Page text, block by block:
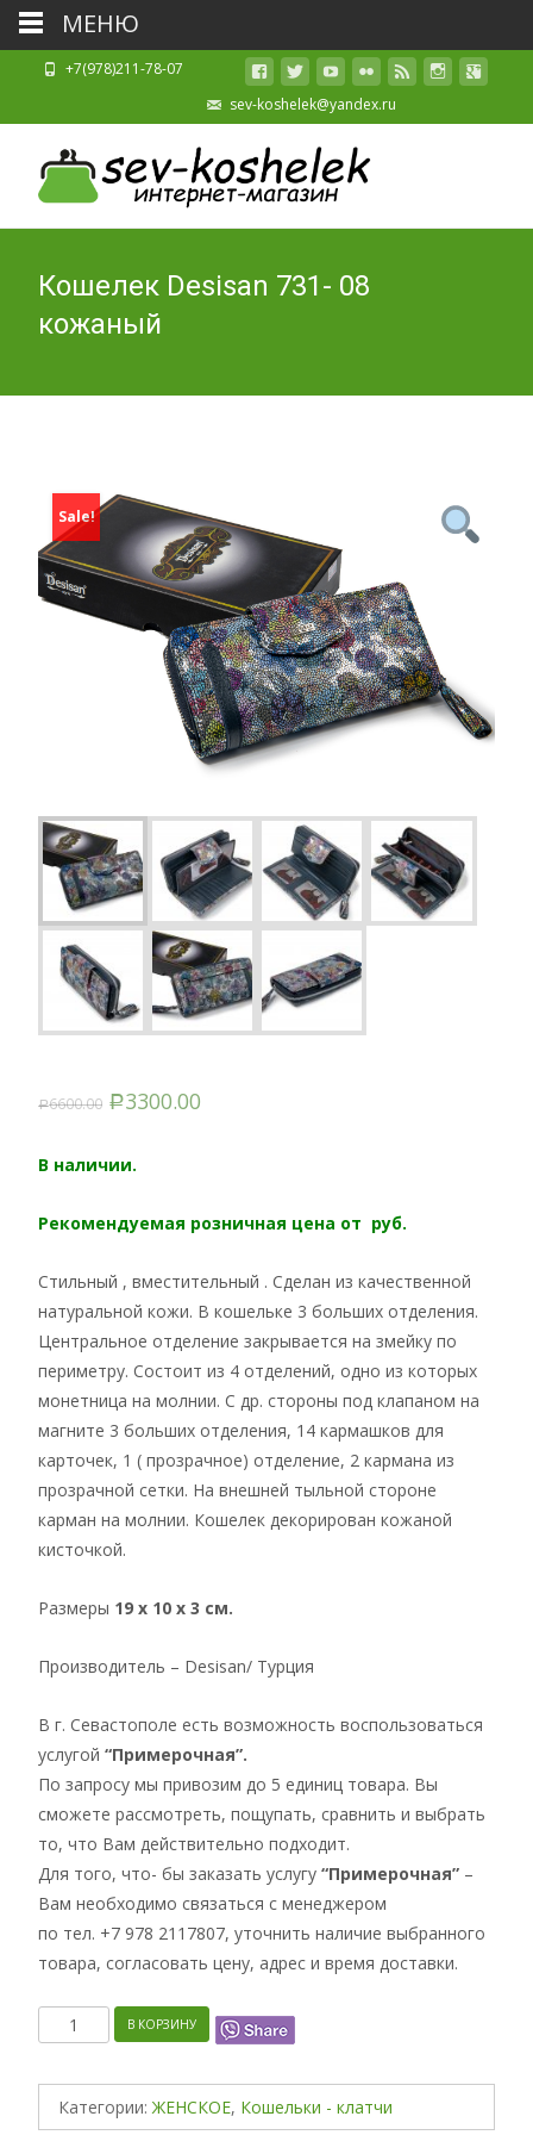
+7(978)211-78-07
sev-koshelek@yandex.ru
Кошелек Desisan 731- 08
кожаный
Sale!
Р6600.00 Р3300.00
В наличии.
Рекомендуемая розничная цена от руб.
Стильный , вместительный . Сделан из качественной
натуральной кожи. В кошельке 3 больших отделения.
Центральное отделение закрывается на змейку по
периметру. Состоит из 4 отделений, одно из которых
монетница на молнии. С др. стороны под клапаном на
магните 3 больших отделения, 14 кармашков для
карточек, 1 ( прозрачное) отделение, 2 кармана из
прозрачной сетки. На внешней тыльной стороне
карман на молнии. Кошелек декорирован кожаной
кисточкой.
Размеры 19 x 10 x 3 см.
Производитель – Desisan/ Турция
В г. Севастополе есть возможность воспользоваться
услугой “Примерочная”.
По запросу мы привозим до 5 единиц товара. Вы
сможете рассмотреть, пощупать, сравнить и выбрать
то, что Вам действительно подходит.
Для того, что- бы заказать услугу “Примерочная” –
Вам необходимо связаться с менеджером
по тел. +7 978 2117807, уточнить наличие выбранного
товара, согласовать цену, адрес и время доставки.
КоличествоВ КОРЗИНУ
Категории: ЖЕНСКОЕ, Кошельки - клатчи
МЕНЮ